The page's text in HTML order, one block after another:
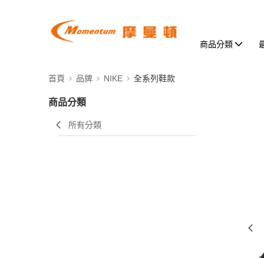
商品分類
首頁 品牌 NIKE 全系列鞋款
商品分類
所有分類